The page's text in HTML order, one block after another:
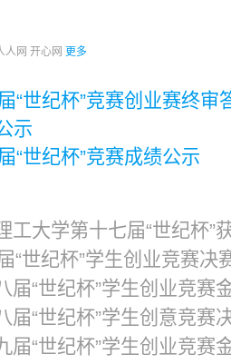
人网 开心网 更多
“世纪杯”竞赛创业赛终审
示
“世纪杯”竞赛成绩公示
工大学第十七届“世纪杯”
“世纪杯”学生创业竞赛决
届“世纪杯”学生创业竞赛
届“世纪杯”学生创意竞赛
届“世纪杯”学生创业竞赛